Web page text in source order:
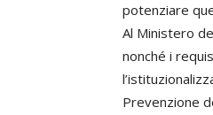
potenziare
Al Ministero
nonché i
Prevenzione